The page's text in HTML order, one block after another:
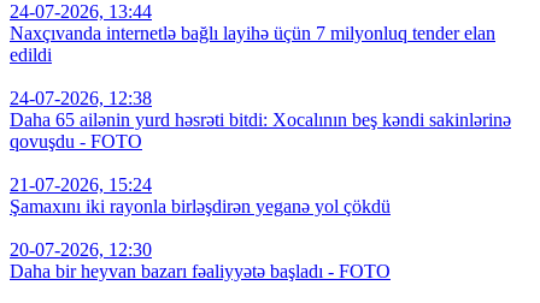
24-07-2026, 13:44
Naxçıvanda internetlə bağlı layihə üçün 7 milyonluq tender elan
edildi
24-07-2026, 12:38
Daha 65 ailənin yurd həsrəti bitdi: Xocalının beş kəndi sakinlərinə
qovuşdu - FOTO
21-07-2026, 15:24
Şamaxını iki rayonla birləşdirən yeganə yol çökdü
20-07-2026, 12:30
Daha bir heyvan bazarı fəaliyyətə başladı - FOTO